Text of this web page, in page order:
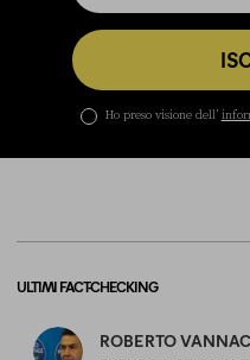
Ho preso visione dell’
ULTIMI FACT-CHECKING
ROBERTO